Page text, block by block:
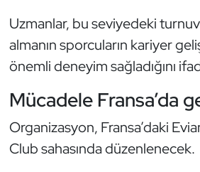
Uzmanlar, bu seviyedeki
almanın sporcuların kariyer
önemli deneyim sağladığını
Mücadele Fransa’da
Organizasyon, Fransa’daki
Club sahasında düzenlenecek.
Judo ve Kuraş
Kano ve Rafting
Karate
Kayak